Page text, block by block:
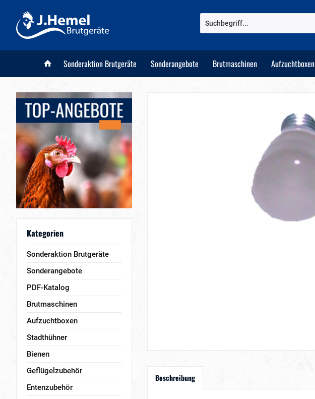
Sonderaktion Brutgeräte Sonderangebote Brutmaschinen Aufzuchtboxen
Kategorien
Sonderaktion Brutgeräte
Sonderangebote
PDF-Katalog
Brutmaschinen
Aufzuchtboxen
Stadthühner
Bienen
Geflügelzubehör
Entenzubehör
Beschreibung